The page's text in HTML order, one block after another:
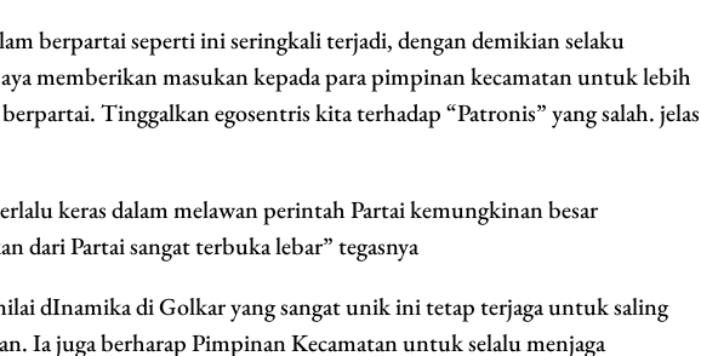
berpartai seperti ini seringkali terjadi, dengan demikian selaku
memberikan masukan kepada para pimpinan kecamatan untuk lebih
Tinggalkan egosentris kita terhadap “Patronis” yang salah. jelas
keras dalam melawan perintah Partai kemungkinan besar
dari Partai sangat terbuka lebar” tegasnya
dInamika di Golkar yang sangat unik ini tetap terjaga untuk saling
Ia juga berharap Pimpinan Kecamatan untuk selalu menjaga